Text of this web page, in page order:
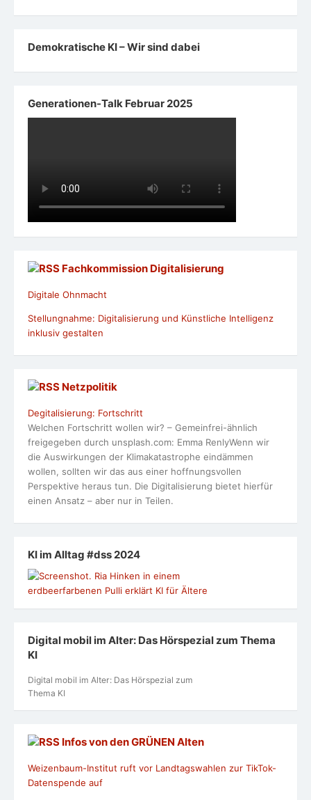
Demokratische KI – Wir sind dabei
Generationen-Talk Februar 2025
Fachkommission Digitalisierung
Digitale Ohnmacht
Stellungnahme: Digitalisierung und Künstliche Intelligenz
inklusiv gestalten
Netzpolitik
Degitalisierung: Fortschritt
Welchen Fortschritt wollen wir? – Gemeinfrei-ähnlich
freigegeben durch unsplash.com: Emma RenlyWenn wir
die Auswirkungen der Klimakatastrophe eindämmen
wollen, sollten wir das aus einer hoffnungsvollen
Perspektive heraus tun. Die Digitalisierung bietet hierfür
einen Ansatz – aber nur in Teilen.
KI im Alltag #dss 2024
Digital mobil im Alter: Das Hörspezial zum Thema
KI
Digital mobil im Alter: Das Hörspezial zum
Thema KI
Infos von den GRÜNEN Alten
Weizenbaum-Institut ruft vor Landtagswahlen zur TikTok-
Datenspende auf